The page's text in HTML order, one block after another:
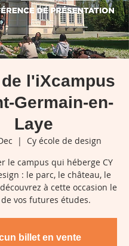
l'iXcampus
Germain-en-
Laye
  |
Cy école de design
le campus qui héberge CY
: le parc, le château, le
à cette occasion le
vos futures études.
billet en vente